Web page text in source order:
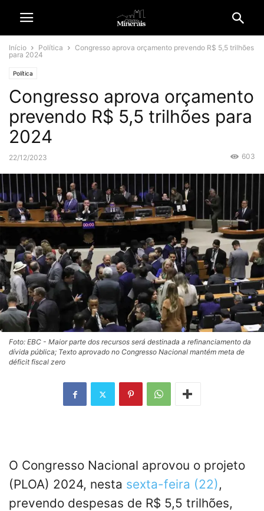
Início Política
Congresso aprova orçamento prevendo R$ 5,5 trilhões
para 2024
Política
Congresso aprova orçamento
prevendo R$ 5,5 trilhões para
2024
22/12/2023 603
Foto: EBC - Maior parte dos recursos será destinada a refinanciamento da
dívida pública; Texto aprovado no Congresso Nacional mantém meta de
déficit fiscal zero
O Congresso Nacional aprovou o projeto
(PLOA) 2024, nesta sexta-feira (22),
prevendo despesas de R$ 5,5 trilhões,